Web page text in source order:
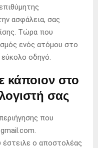
ασφάλεια, σας
Τώρα που
ενός ατόμου στο
οδηγό.
κάποιον στο
σας
που
ο αποστολέας